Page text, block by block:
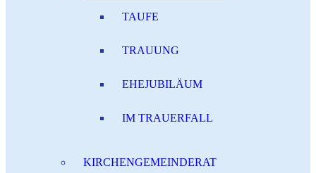
TAUFE
TRAUUNG
EHEJUBILÄUM
IM TRAUERFALL
KIRCHENGEMEINDERAT